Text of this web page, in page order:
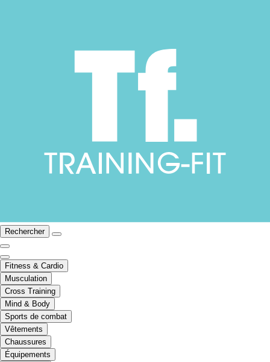
Rechercher
Fitness & Cardio
Musculation
Cross Training
Mind & Body
Sports de combat
Vêtements
Chaussures
Équipements